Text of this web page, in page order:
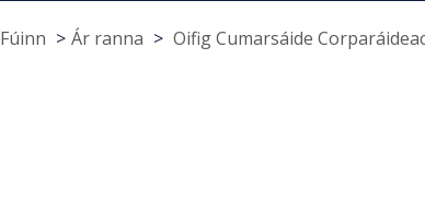
Fúinn Ár ranna Oifig Cumarsáide